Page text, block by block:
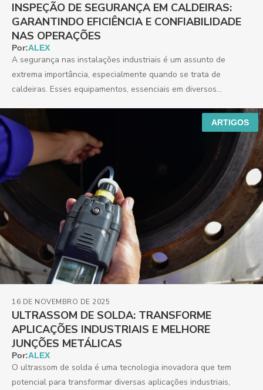
INSPEÇÃO DE SEGURANÇA EM CALDEIRAS:
GARANTINDO EFICIÊNCIA E CONFIABILIDADE
NAS OPERAÇÕES
Por:ALEX
A segurança nas instalações industriais é um assunto de
extrema importância, especialmente quando se trata de
caldeiras. Esses equipamentos, essenciais em diversos
ARTIGOS
ULTRASSOM DE SOLDA: TRANSFORME
APLICAÇÕES INDUSTRIAIS E MELHORE
JUNÇÕES METÁLICAS
16 DE NOVEMBRO DE 2025
Por:ALEX
O ultrassom de solda é uma tecnologia inovadora que tem
potencial para transformar diversas aplicações industriais,